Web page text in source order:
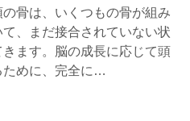
骨は、いくつもの骨が組み
、まだ接合されていない状
ます。脳の成長に応じて頭
ために、完全に…